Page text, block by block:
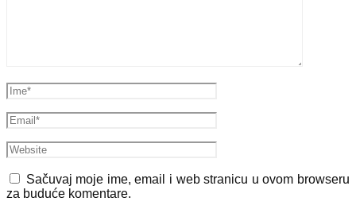
Sačuvaj moje ime, email i web stranicu u ovom browseru
za buduće komentare.